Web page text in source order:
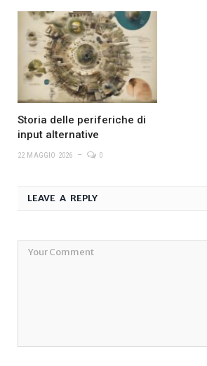
Storia delle periferiche di
input alternative
22 MAGGIO 2026 0
LEAVE A REPLY